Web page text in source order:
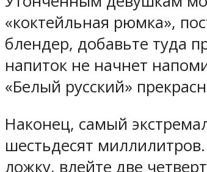
«коктейльная рюмка»,
блендер, добавьте туда
напиток не начнет
«Белый русский»
Наконец, самый
шестьдесят
ложку, влейте две